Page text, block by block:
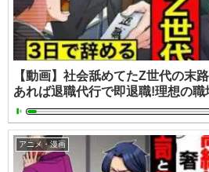
【動画】社会舐めてたZ世代の末
あれば退職代行で即退職!理想の
アニメ・漫画